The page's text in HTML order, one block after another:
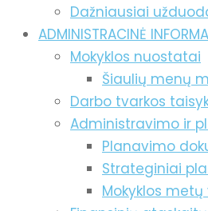
Dažniausiai
ADMINISTRACINĖ
Mokyklos nuostatai
Šiaulių menų
Darbo tvarkos
Administravimo ir
Planavimo
Strateginiai
Mokyklos